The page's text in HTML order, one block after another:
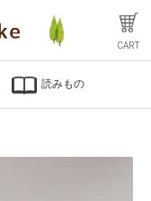
CART
読みもの